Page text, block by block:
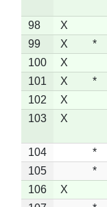
98 X
99
X *
100
X
101
X *
102
X
103
X
104 *
105
*
106
X